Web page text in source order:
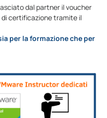
dal partner il voucher
di certificazione tramite il
per la formazione che per